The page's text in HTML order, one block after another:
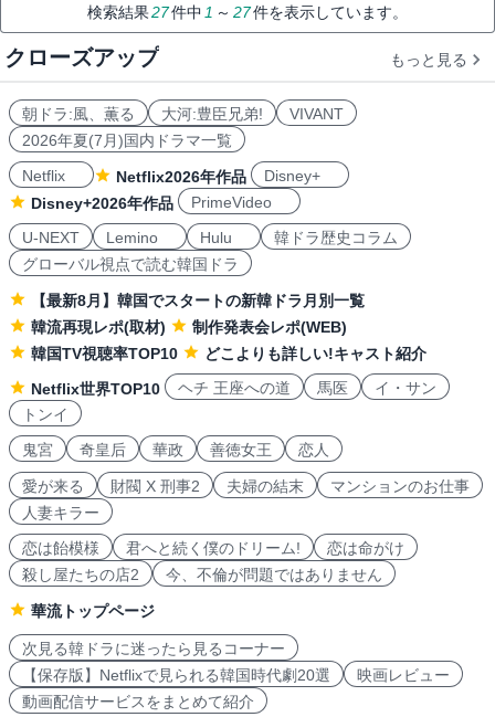
検索結果27件中 1 ～ 27件を表示しています。
クローズアップ もっと見る
朝ドラ:風、薫る 大河:豊臣兄弟!
VIVANT
2026年夏(7月)国内ドラマ一覧
Netflix
Netflix2026年作品
Disney+
Disney+2026年作品
PrimeVideo
U-NEXT
Lemino Hulu
韓ドラ歴史コラム
グローバル視点で読む韓国ドラ
【最新8月】韓国でスタートの新韓ドラ月別一覧
韓流再現レポ(取材)
制作発表会レポ(WEB)
韓国TV視聴率TOP10
どこよりも詳しい!キャスト紹介
Netflix世界TOP10
ヘチ 王座への道 馬医
イ・サン
トンイ
鬼宮
奇皇后 華政 善徳女王 恋人
愛が来る 財閥 X 刑事2 夫婦の結末
マンションのお仕事
人妻キラー
恋は飴模様
君へと続く僕のドリーム!
恋は命がけ
殺し屋たちの店2
今、不倫が問題ではありません
華流トップページ
次見る韓ドラに迷ったら見るコーナー
【保存版】Netflixで見られる韓国時代劇20選
映画レビュー
動画配信サービスをまとめて紹介